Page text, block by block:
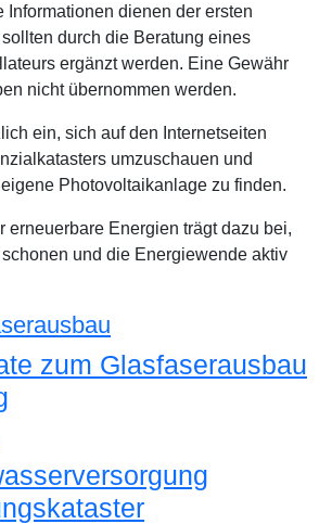
Informationen dienen der ersten
durch die Beratung eines
ergänzt werden. Eine Gewähr
nicht übernommen werden.
ein, sich auf den Internetseiten
umzuschauen und
eigene Photovoltaikanlage zu finden.
erneuerbare Energien trägt dazu bei,
und die Energiewende aktiv
zum Glasfaserausbau